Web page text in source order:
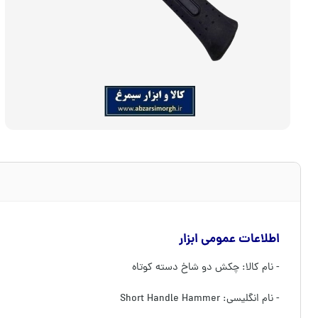
اطلاعات عمومی ابزار
- نام کالا: چکش دو شاخ دسته کوتاه
- نام انگلیسی: Short Handle Hammer